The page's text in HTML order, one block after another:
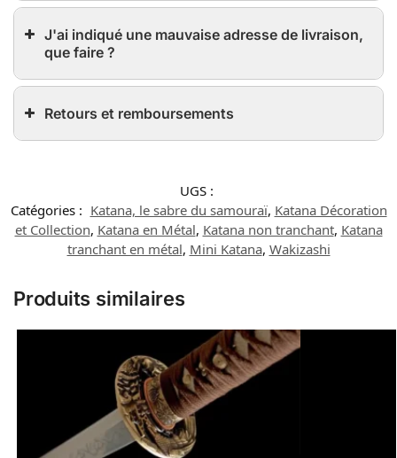
J'ai indiqué une mauvaise adresse de livraison,
que faire ?
Retours et remboursements
UGS :
Catégories : Katana, le sabre du samouraï, Katana Décoration
et Collection, Katana en Métal, Katana non tranchant, Katana
tranchant en métal, Mini Katana, Wakizashi
Produits similaires